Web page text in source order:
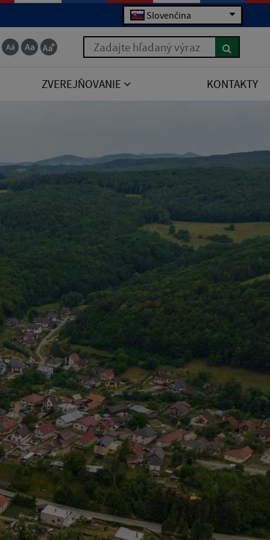
Slovenčina
Zadajte hľadaný výraz
ZVEREJŇOVANIE KONTAKTY